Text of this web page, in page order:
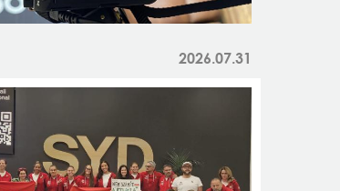
2026.07.31